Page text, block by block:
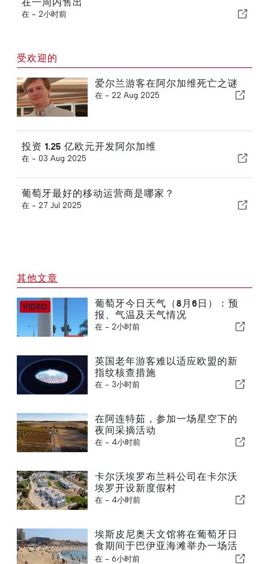
在 - 2小时前
受欢迎的
爱尔兰游客在阿尔加维死亡之谜
在 - 22 Aug 2025
投资 1.25 亿欧元开发阿尔加维
在 - 03 Aug 2025
葡萄牙最好的移动运营商是哪家？
在 - 27 Jul 2025
其他文章
葡萄牙今日天气（8月6日）：预
报、气温及天气情况
在 - 2小时前
英国老年游客难以适应欧盟的新
指纹核查措施
在 - 3小时前
在阿连特茹，参加一场星空下的
夜间采摘活动
在 - 4小时前
卡尔沃埃罗布兰科公司在卡尔沃
埃罗开设新度假村
在 - 4小时前
埃斯皮尼奥天文馆将在葡萄牙日
食期间于巴伊亚海滩举办一场活
动
在 - 6小时前